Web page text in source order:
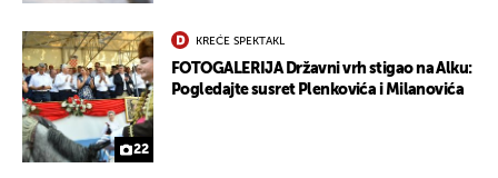
22
KREĆE SPEKTAKL
FOTOGALERIJA Državni vrh stigao na Alku:
Pogledajte susret Plenkovića i Milanovića
UKLJUČITE NOTIFIKACIJE